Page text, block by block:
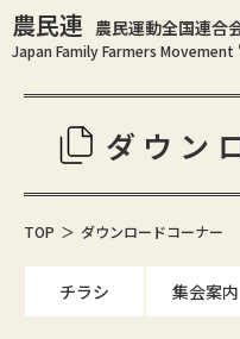
農民連 農民運動全国連合
Japan Family Farmers Movement
ダウン
TOP ダウンロードコーナー
チラシ 集会案内